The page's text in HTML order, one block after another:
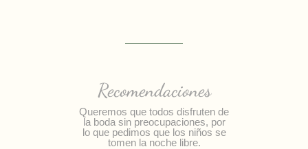
Recomendaciones
Queremos que todos disfruten de
la boda sin preocupaciones, por
lo que pedimos que los niños se
tomen la noche libre.